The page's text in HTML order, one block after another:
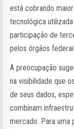
está cobrando
tecnológica
participação de
pelos órgãos
A preocupação
na visibilidade que
de seus dados,
combinam
mercado. Para uma